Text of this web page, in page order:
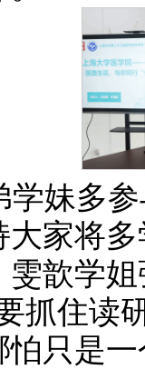
学妹多
大家将
雯歆学
抓住读
怕只是